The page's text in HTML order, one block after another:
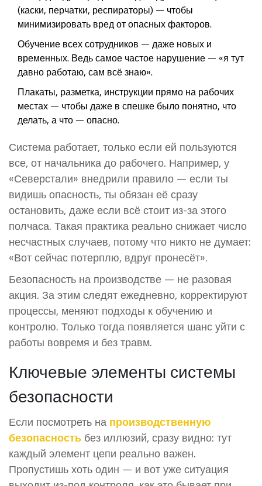
(каски, перчатки, респираторы) — чтобы
минимизировать вред от опасных факторов.
Обучение всех сотрудников — даже новых и
временных. Ведь самое частое нарушение — «я тут
давно работаю, сам всё знаю».
Плакаты, разметка, инструкции прямо на рабочих
местах — чтобы даже в спешке было понятно, что
делать, а что — опасно.
Система работает, только если ей пользуются
все, от начальника до рабочего. Например, у
«Северстали» внедрили правило — если ты
видишь опасность, ты обязан её сразу
остановить, даже если всё стоит из-за этого
полчаса. Такая практика реально снижает число
несчастных случаев, потому что никто не думает:
«Вот сейчас потерплю, вдруг пронесёт».
Безопасность на производстве — не разовая
акция. За этим следят ежедневно, корректируют
процессы, меняют подходы к обучению и
контролю. Только тогда появляется шанс уйти с
работы вовремя и без травм.
Ключевые элементы системы
безопасности
Если посмотреть на производственную
безопасность без иллюзий, сразу видно: тут
каждый элемент цепи реально важен.
Пропустишь хоть один — и вот уже ситуация